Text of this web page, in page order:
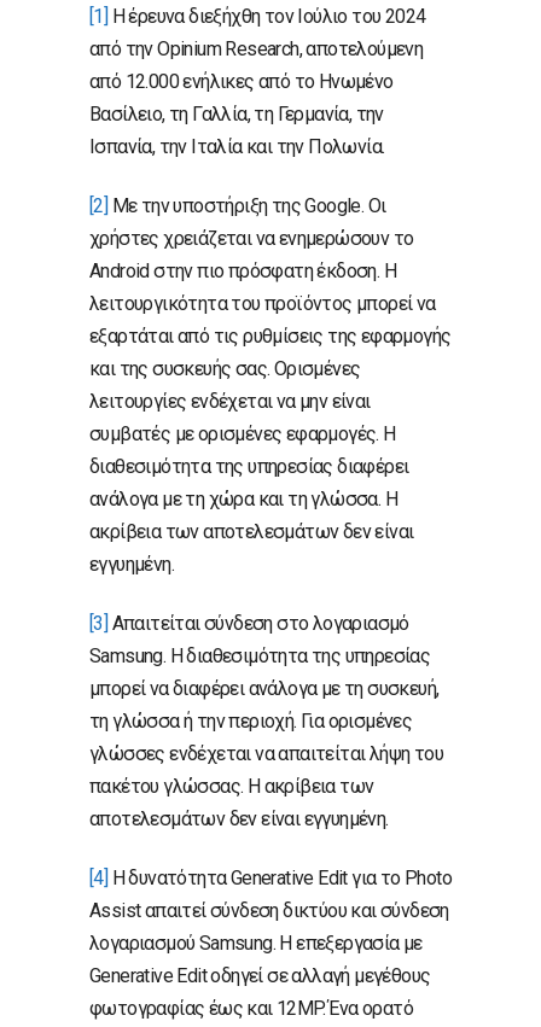
[1] Η έρευνα διεξήχθη τον Ιούλιο του 2024
από την Opinium Research, αποτελούμενη
από 12.000 ενήλικες από το Ηνωμένο
Βασίλειο, τη Γαλλία, τη Γερμανία, την
Ισπανία, την Ιταλία και την Πολωνία.
[2] Με την υποστήριξη της Google. Οι
χρήστες χρειάζεται να ενημερώσουν το
Android στην πιο πρόσφατη έκδοση. Η
λειτουργικότητα του προϊόντος μπορεί να
εξαρτάται από τις ρυθμίσεις της εφαρμογής
και της συσκευής σας. Ορισμένες
λειτουργίες ενδέχεται να μην είναι
συμβατές με ορισμένες εφαρμογές. Η
διαθεσιμότητα της υπηρεσίας διαφέρει
ανάλογα με τη χώρα και τη γλώσσα. Η
ακρίβεια των αποτελεσμάτων δεν είναι
εγγυημένη.
[3] Απαιτείται σύνδεση στο λογαριασμό
Samsung. Η διαθεσιμότητα της υπηρεσίας
μπορεί να διαφέρει ανάλογα με τη συσκευή,
τη γλώσσα ή την περιοχή. Για ορισμένες
γλώσσες ενδέχεται να απαιτείται λήψη του
πακέτου γλώσσας. Η ακρίβεια των
αποτελεσμάτων δεν είναι εγγυημένη.
[4] Η δυνατότητα Generative Edit για το Photo
Assist απαιτεί σύνδεση δικτύου και σύνδεση
λογαριασμού Samsung. Η επεξεργασία με
Generative Edit οδηγεί σε αλλαγή μεγέθους
φωτογραφίας έως και 12MP. Ένα ορατό